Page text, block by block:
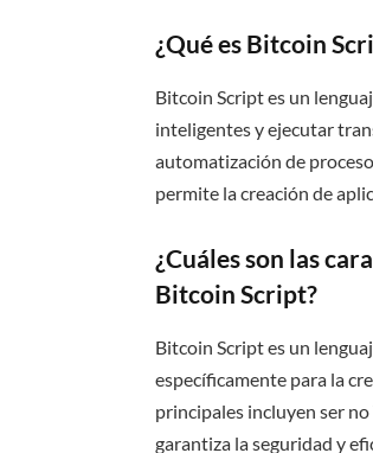
¿Qué es Bitcoin
Bitcoin Script es un
inteligentes y ejecutar
automatización de
permite la creación de
¿Cuáles son las
Bitcoin Script?
Bitcoin Script es un
específicamente para la
principales incluyen ser
garantiza la seguridad y